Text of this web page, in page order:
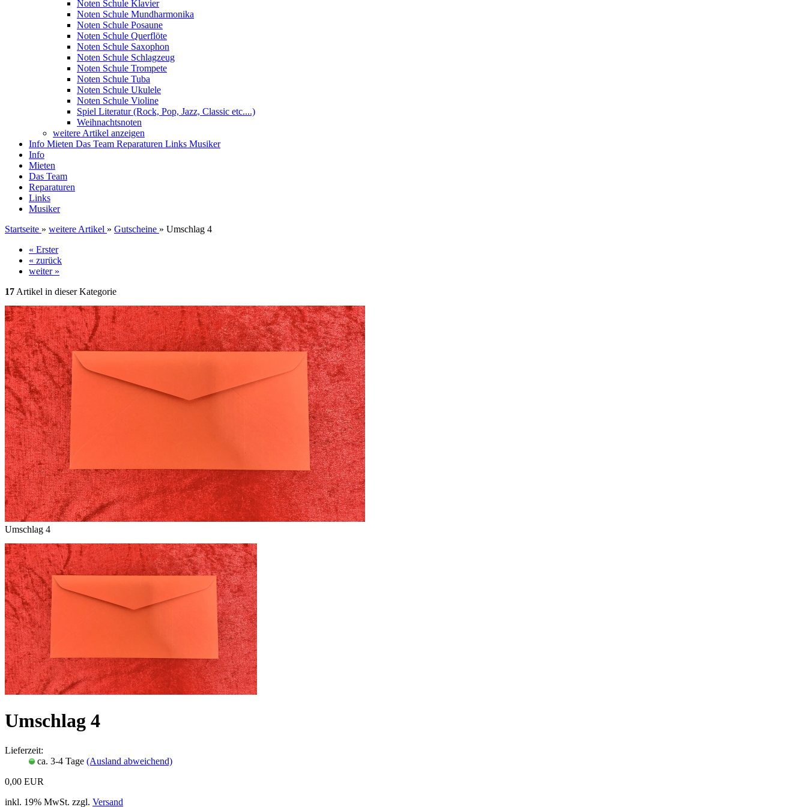
Noten Schule Klavier
Noten Schule Mundharmonika
Noten Schule Posaune
Noten Schule Querflöte
Noten Schule Saxophon
Noten Schule Schlagzeug
Noten Schule Trompete
Noten Schule Tuba
Noten Schule Ukulele
Noten Schule Violine
Spiel Literatur (Rock, Pop, Jazz, Classic etc....)
Weihnachtsnoten
weitere Artikel anzeigen
Info Mieten Das Team Reparaturen Links Musiker
Info
Mieten
Das Team
Reparaturen
Links
Musiker
Startseite » weitere Artikel » Gutscheine » Umschlag 4
« Erster
« zurück
weiter »
17 Artikel in dieser Kategorie
Umschlag 4
Umschlag 4
Lieferzeit:
ca. 3-4 Tage (Ausland abweichend)
0,00 EUR
inkl. 19% MwSt. zzgl. Versand